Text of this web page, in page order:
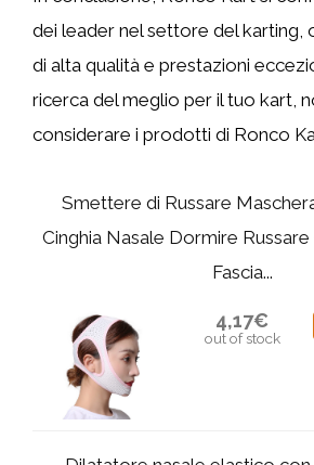
dei leader nel settore del
di alta qualità e prestazioni
ricerca del meglio per il tuo kart,
considerare i prodotti di Ronco
Smettere di Russare
Cinghia Nasale Dormire Russare
Fascia...
4,17€
out of stock